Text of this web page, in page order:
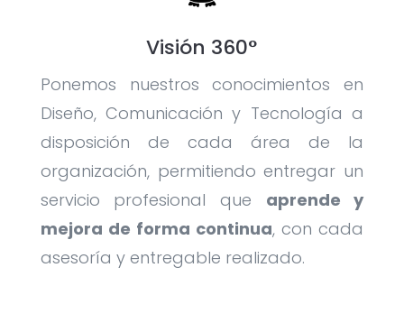
Visión 360°
Ponemos nuestros conocimientos en
Diseño, Comunicación y Tecnología a
disposición de cada área de la
organización, permitiendo entregar un
servicio profesional que aprende y
mejora de forma continua, con cada
asesoría y entregable realizado.